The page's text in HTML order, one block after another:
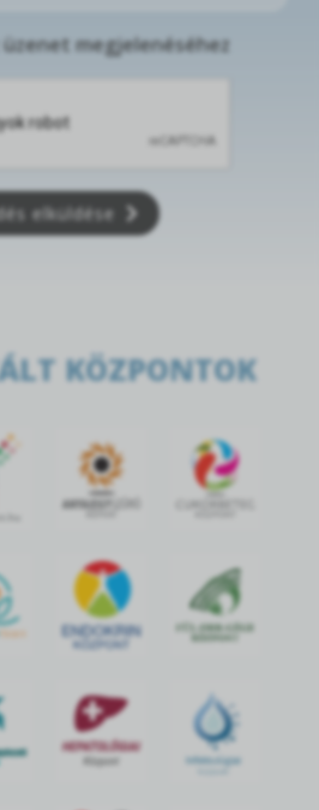
megjelenéséhez
elküldése
KÖZPONTOK